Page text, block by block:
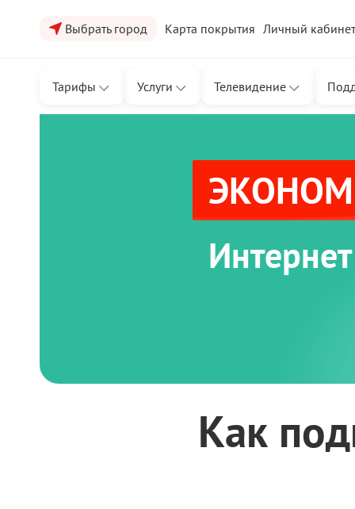
Выбрать город Карта покрытия Личный кабинет
Тарифы Услуги Телевидение
Как